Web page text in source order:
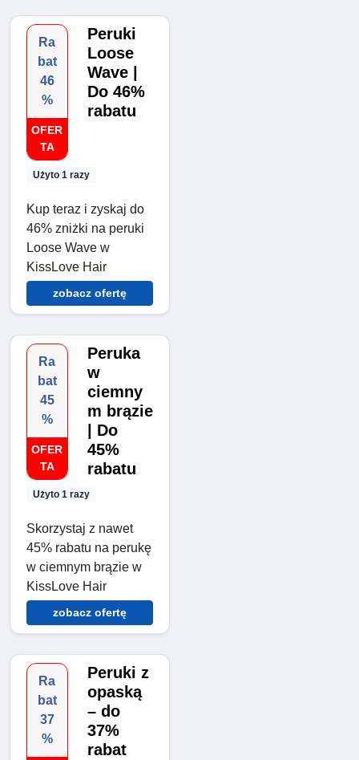
Ra
bat
46
%
OFER
TA
Użyto 1 razy
Peruki
Loose
Wave |
Do 46%
rabatu
Kup teraz i zyskaj do
46% zniżki na peruki
Loose Wave w
KissLove Hair
zobacz ofertę
Ra
bat
45
%
OFER
TA
Użyto 1 razy
Peruka
w
ciemny
m brązie
| Do
45%
rabatu
Skorzystaj z nawet
45% rabatu na perukę
w ciemnym brązie w
KissLove Hair
zobacz ofertę
Ra
bat
37
%
Peruki z
opaską
– do
37%
rabat